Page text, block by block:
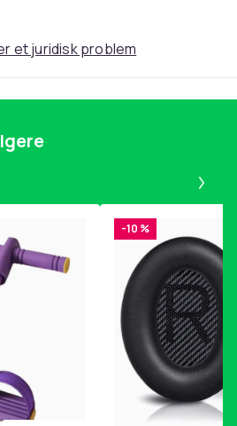
et juridisk problem
-10 %